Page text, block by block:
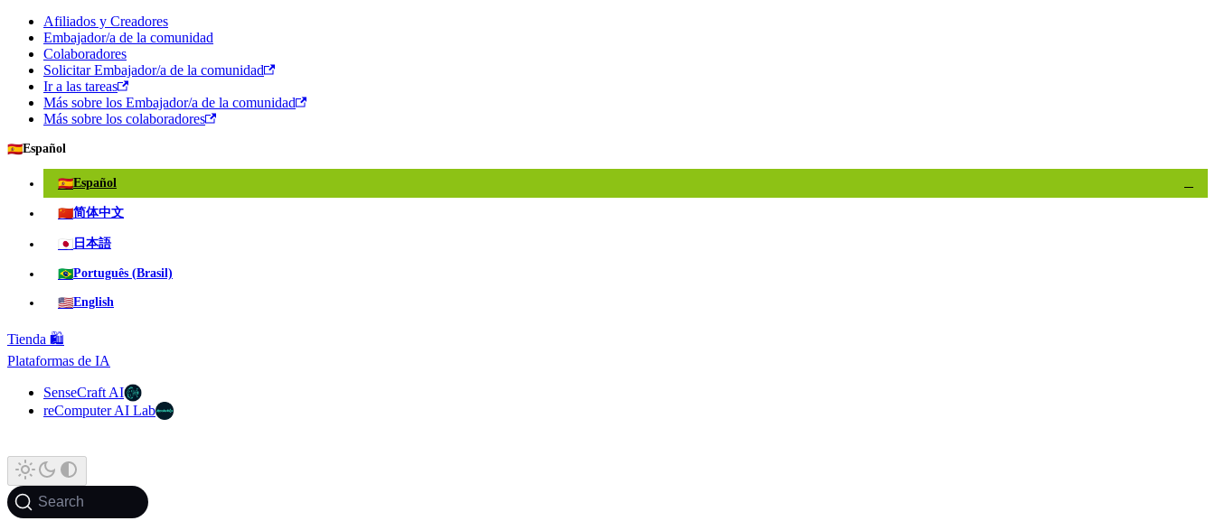
Afiliados y Creadores
Embajador/a de la comunidad
Colaboradores
Solicitar Embajador/a de la comunidad
Ir a las tareas
Más sobre los Embajador/a de la comunidad
Más sobre los colaboradores
🇪🇸Español
🇪🇸Español
🇨🇳简体中文
🇯🇵 日本語
🇧🇷Português (Brasil)
🇺🇸English
Tienda 🛍️
Plataformas de IA
SenseCraft AI
reComputer AI Lab
Search